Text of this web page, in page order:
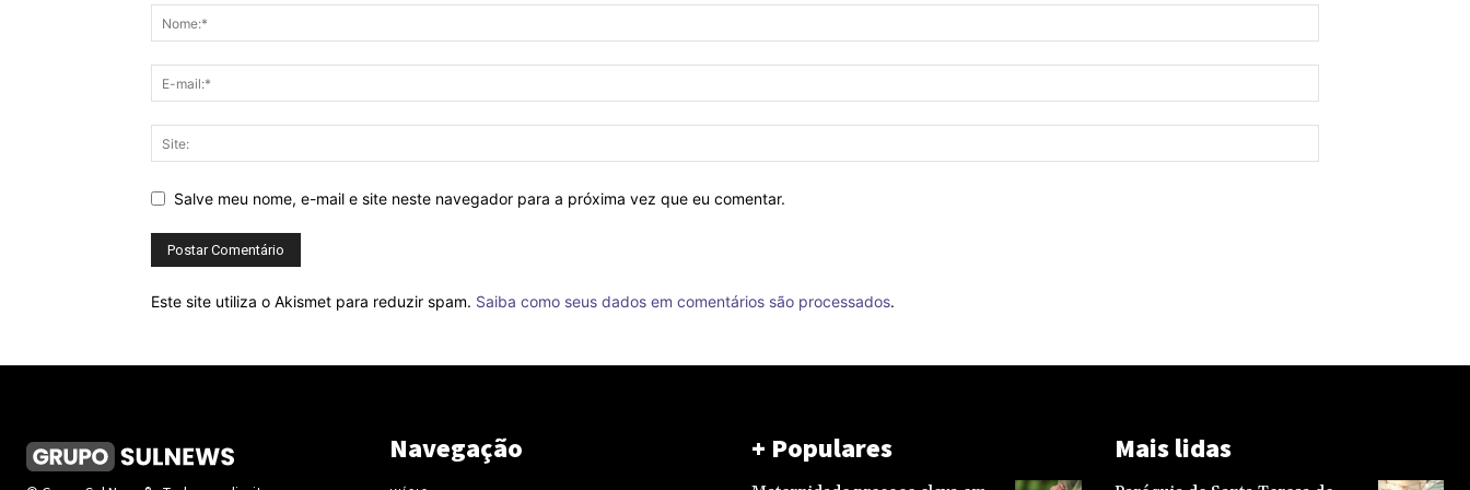
Salve meu nome, e-mail e site neste navegador para a próxima vez que eu comentar.
Este site utiliza o Akismet para reduzir spam. Saiba como seus dados em comentários são processados.
Navegação + Populares Mais lidas